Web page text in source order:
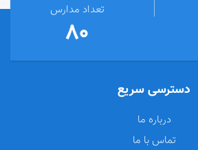
تعداد مدارس
80
دسترسی سریع
درباره ما
تماس با ما